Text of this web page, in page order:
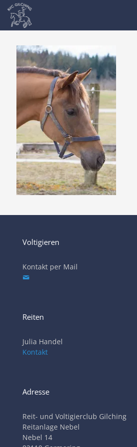
Voltigieren
Kontakt per Mail
Reiten
Julia Handel
Kontakt
Adresse
Reit- und Voltigierclub Gilching
Reitanlage Nebel
Nebel 14